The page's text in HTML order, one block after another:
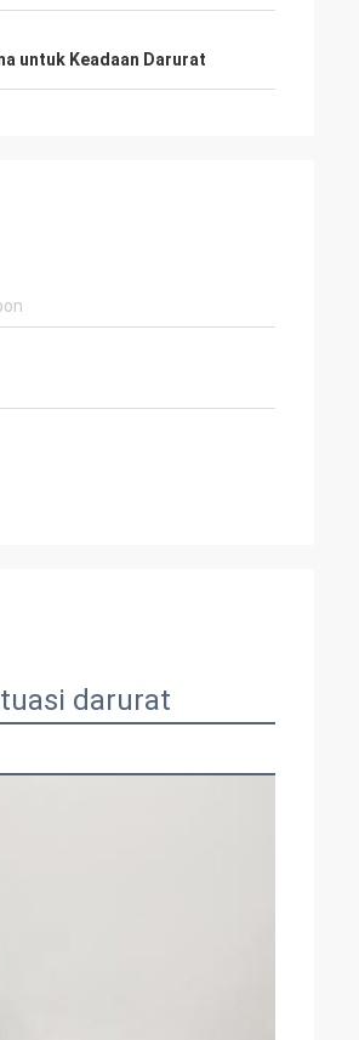
untuk Keadaan Darurat
darurat